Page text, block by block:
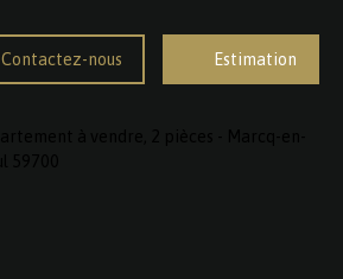
Contactez-nous Estimation